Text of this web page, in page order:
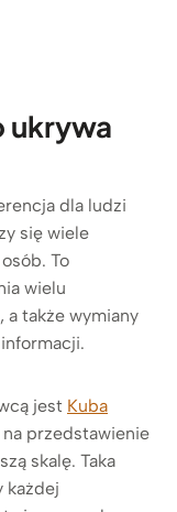
ukrywa
dla ludzi
się wiele
To
wielu
także wymiany
jest Kuba
przedstawienie
skalę. Taka
każdej